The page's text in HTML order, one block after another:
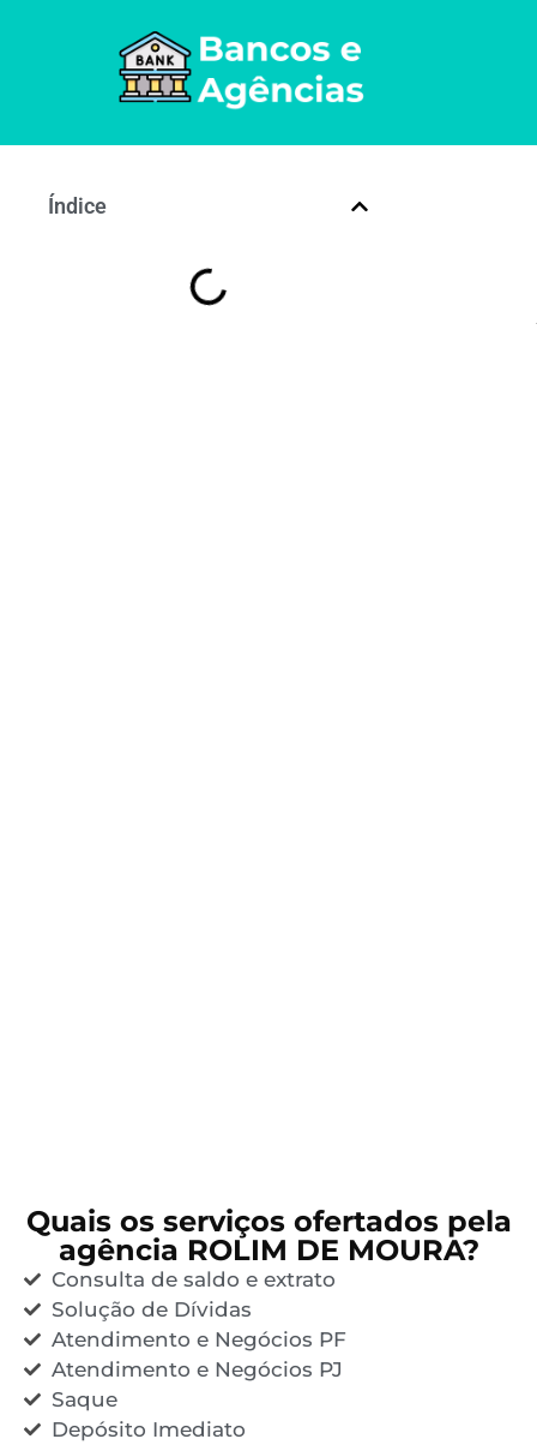
Índice
Quais os serviços ofertados pela
agência ROLIM DE MOURA?
Consulta de saldo e extrato
Solução de Dívidas
Atendimento e Negócios PF
Atendimento e Negócios PJ
Saque
Depósito Imediato